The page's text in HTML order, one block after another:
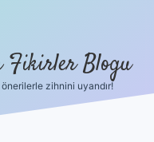
Fikirler Blogu
zihnini uyandır!